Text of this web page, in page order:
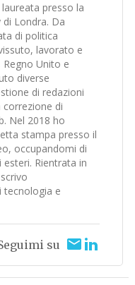
presso la
Londra. Da
di politica
lavorato e
Unito e
diverse
di redazioni
di
Nel 2018 ho
stampa presso il
occupandomi di
Rientrata in
tecnologia e
su